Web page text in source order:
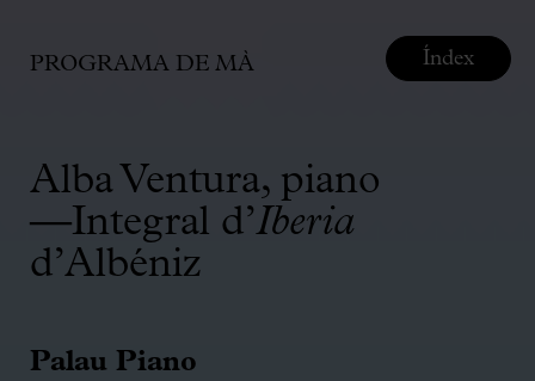
PROGRAMA DE MÀ
Alba Ventura, piano
—Integral d’Iberia
d’Albéniz
Palau Piano
Índex